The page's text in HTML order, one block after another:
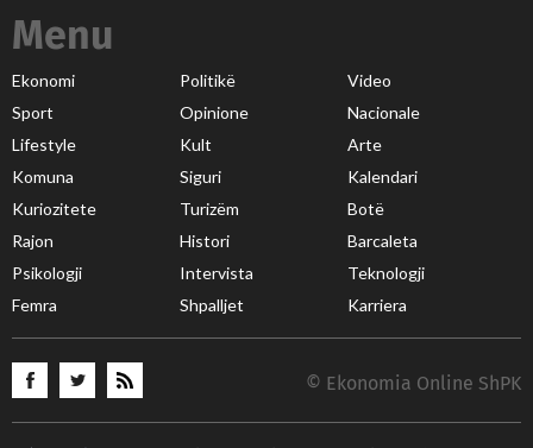
Menu
Ekonomi Politikë
Video
Sport
Opinione
Nacionale
Lifestyle
Kult
Arte
Komuna
Siguri
Kalendari
Kuriozitete
Turizëm
Botë
Rajon
Histori
Barcaleta
Psikologji
Intervista
Teknologji
Femra
Shpalljet Karriera
© Ekonomia Online ShPK